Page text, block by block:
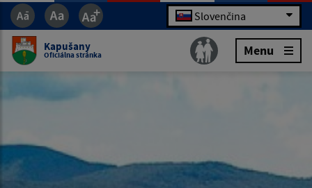
Slovenčina
Kapušany
Oficiálna stránka Menu